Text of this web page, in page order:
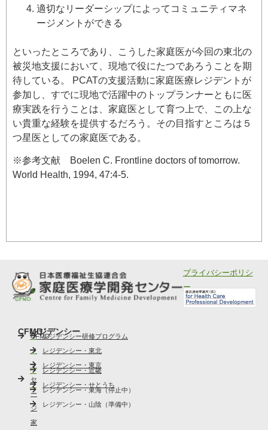
適切なリーダーシップによってコミュニティマネ
ージメントができる
といったところであり、こうした家庭医が今回の東北の
被災地支援において、現地で役にたつであろうことを期
待している。 PCATの支援活動に家庭医療レジデントが
参加し、すでに現地で活躍中のトップランナーともに医
療実践を行うことは、家庭医として育つ上で、この上な
い貴重な経験を提供するだろう。その目指すところは５
つ星医としての家庭医である。
※参考文献 Boelen C. Frontline doctors of tomorrow.
World Health, 1994, 47:4-5.
プライバシーポリシ
ー
CFMD
CFMD
メ
ッ
セ
ー
ジ
家
レジデンシー
レジデンシー研修プログラム
レジデンシー・東北
レジデンシー・東京
レジデンシー・近畿
レジデンシー・せとうち
レジデンシー・東海（停止中）
レジデンシー・山陰（準備中）